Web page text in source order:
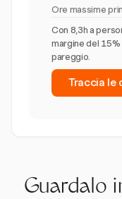
Ore massime
Con 8,3h a
margine del
pareggio.
Traccia le
Guardalo